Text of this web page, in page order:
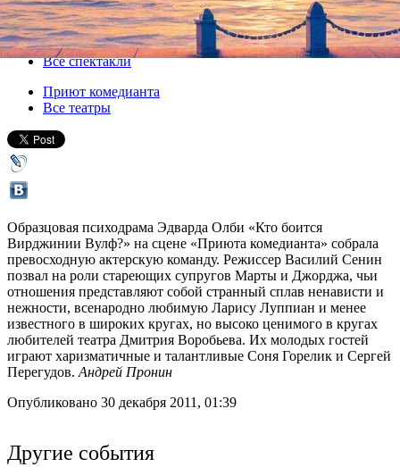
03 января 2012, вторник,19.00
Версия для печати
Все спектакли
Приют комедианта
Все театры
Образцовая психодрама Эдварда Олби «Кто боится
Вирджинии Вулф?» на сцене «Приюта комедианта» собрала
превосходную актерскую команду. Режиссер Василий Сенин
позвал на роли стареющих супругов Марты и Джорджа, чьи
отношения представляют собой странный сплав ненависти и
нежности, всенародно любимую Ларису Луппиан и менее
известного в широких кругах, но высоко ценимого в кругах
любителей театра Дмитрия Воробьева. Их молодых гостей
играют харизматичные и талантливые Соня Горелик и Сергей
Перегудов. Андрей Пронин
Опубликовано 30 декабря 2011, 01:39
Другие события